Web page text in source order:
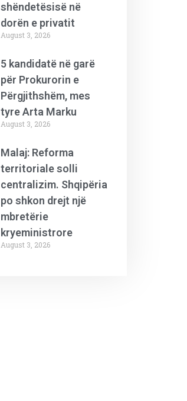
shëndetësisë në
dorën e privatit
August 3, 2026
5 kandidatë në garë
për Prokurorin e
Përgjithshëm, mes
tyre Arta Marku
August 3, 2026
Malaj: Reforma
territoriale solli
centralizim. Shqipëria
po shkon drejt një
mbretërie
kryeministrore
August 3, 2026